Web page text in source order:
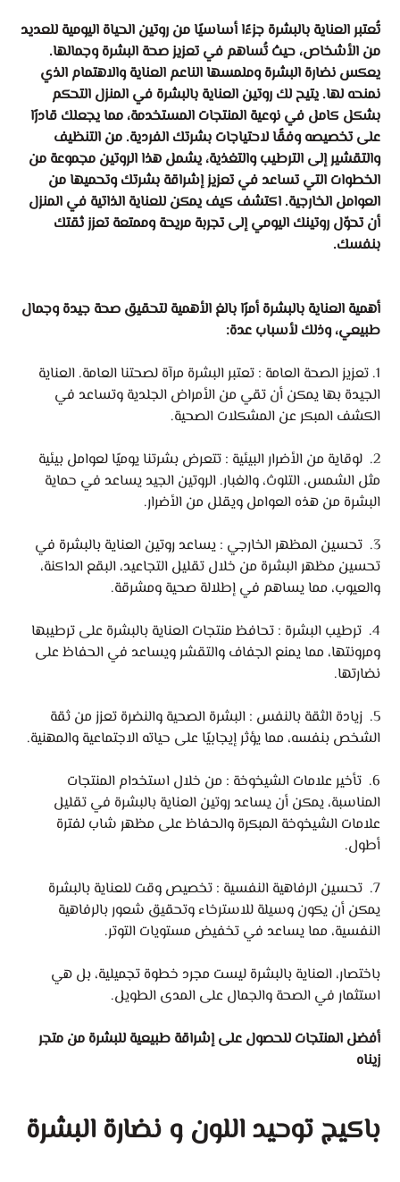
تُعتبر العناية بالبشرة جزءًا أساسيًا من روتين الحياة اليومية للعديد
من الأشخاص، حيث تُساهم في تعزيز صحة البشرة وجمالها.
يعكس نضارة البشرة وملمسها الناعم العناية والاهتمام الذي
نمنحه لها. يتيح لك روتين العناية بالبشرة في المنزل التحكم
بشكل كامل في نوعية المنتجات المستخدمة، مما يجعلك قادرًا
على تخصيصه وفقًا لاحتياجات بشرتك الفردية. من التنظيف
والتقشير إلى الترطيب والتغذية، يشمل هذا الروتين مجموعة من
الخطوات التي تساعد في تعزيز إشراقة بشرتك وتحميها من
العوامل الخارجية. اكتشف كيف يمكن للعناية الذاتية في المنزل
أن تحوّل روتينك اليومي إلى تجربة مريحة وممتعة تعزز ثقتك
بنفسك.
أهمية العناية بالبشرة أمرًا بالغ الأهمية لتحقيق صحة جيدة وجمال
طبيعي، وذلك لأسباب عدة:
1. تعزيز الصحة العامة : تعتبر البشرة مرآة لصحتنا العامة. العناية
الجيدة بها يمكن أن تقي من الأمراض الجلدية وتساعد في
الكشف المبكر عن المشكلات الصحية.
2. لوقاية من الأضرار البيئية : تتعرض بشرتنا يوميًا لعوامل بيئية
مثل الشمس، التلوث، والغبار. الروتين الجيد يساعد في حماية
البشرة من هذه العوامل ويقلل من الأضرار.
3. تحسين المظهر الخارجي : يساعد روتين العناية بالبشرة في
تحسين مظهر البشرة من خلال تقليل التجاعيد، البقع الداكنة،
والعيوب، مما يساهم في إطلالة صحية ومشرقة.
4. ترطيب البشرة : تحافظ منتجات العناية بالبشرة على ترطيبها
ومرونتها، مما يمنع الجفاف والتقشر ويساعد في الحفاظ على
نضارتها.
5. زيادة الثقة بالنفس : البشرة الصحية والنضرة تعزز من ثقة
الشخص بنفسه، مما يؤثر إيجابيًا على حياته الاجتماعية والمهنية.
6. تأخير علامات الشيخوخة : من خلال استخدام المنتجات
المناسبة، يمكن أن يساعد روتين العناية بالبشرة في تقليل
علامات الشيخوخة المبكرة والحفاظ على مظهر شاب لفترة
أطول.
7. تحسين الرفاهية النفسية : تخصيص وقت للعناية بالبشرة
يمكن أن يكون وسيلة للاسترخاء وتحقيق شعور بالرفاهية
النفسية، مما يساعد في تخفيض مستويات التوتر.
باختصار، العناية بالبشرة ليست مجرد خطوة تجميلية، بل هي
استثمار في الصحة والجمال على المدى الطويل.
أفضل المنتجات للحصول على إشراقة طبيعية للبشرة من متجر
زيناه
باكيج توحيد اللون و نضارة البشرة